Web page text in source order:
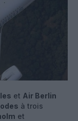
et Air Berlin
à trois
et